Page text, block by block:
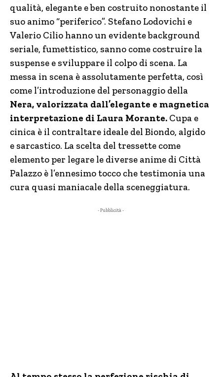
qualità, elegante e ben costruito nonostante il
suo animo “periferico”. Stefano Lodovichi e
Valerio Cilio hanno un evidente background
seriale, fumettistico, sanno come costruire la
suspense e sviluppare il colpo di scena. La
messa in scena è assolutamente perfetta, così
come l’introduzione del personaggio della
Nera, valorizzata dall’elegante e magnetica
interpretazione di Laura Morante. Cupa e
cinica è il contraltare ideale del Biondo, algido
e sarcastico. La scelta del tressette come
elemento per legare le diverse anime di Città
Palazzo è l’ennesimo tocco che testimonia una
cura quasi maniacale della sceneggiatura.
- Pubblicità -